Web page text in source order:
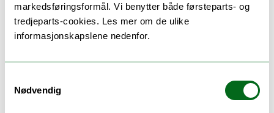
markedsføringsformål. Vi benytter både førsteparts- og
tredjeparts-cookies. Les mer om de ulike
informasjonskapslene nedenfor.
Nødvendig
Slik søker du om utveksling - trinn for trinn
Utvekslingsinformasjon
Finn ut hvor du kan dra og hvordan du søker.